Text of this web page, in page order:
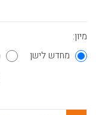
מיון:
מחדש לישן